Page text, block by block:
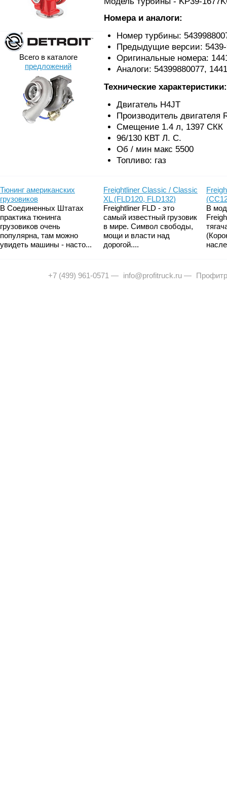
Всего в каталоге
предложений
Номера и аналоги:
Номер турбины:
Предыдущие версии: 5439-
Оригинальные номера:
Аналоги: 54399880077,
Технические характеристики:
Двигатель H4JT
Производитель двигателя
Смещение 1.4 л, 1397 СКК
96/130 КВТ Л. С.
Об / мин макс 5500
Топливо: газ
Тюнинг американских
грузовиков
В Соединенных Штатах
практика тюнинга
грузовиков очень
популярна, там можно
увидеть машины - насто...
Freightliner Classic / Classic
XL (FLD120, FLD132)
Freightliner FLD - это
самый известный грузовик
в мире. Символ свободы,
мощи и власти над
дорогой....
В
+7 (499) 961-0571 — info@profitruck.ru —